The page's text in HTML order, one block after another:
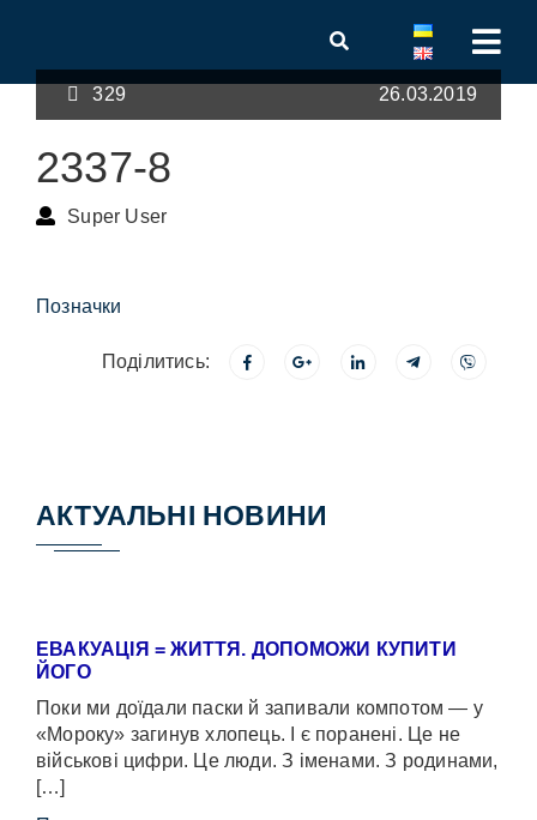
329 26.03.2019
2337-8
Super User
Позначки
Поділитись:
АКТУАЛЬНІ НОВИНИ
ЕВАКУАЦІЯ = ЖИТТЯ. ДОПОМОЖИ КУПИТИ
ЙОГО
Поки ми доїдали паски й запивали компотом — у
«Мороку» загинув хлопець. І є поранені. Це не
військові цифри. Це люди. З іменами. З родинами,
[…]